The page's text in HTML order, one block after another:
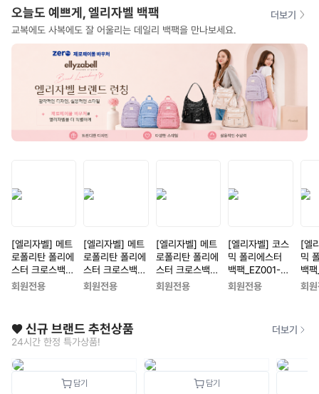
오늘도 예쁘게, 엘리자벨 백팩
더보기
교복에도 사복에도 잘 어울리는 데일리 백팩을 만나보세요.
[엘리자벨] 메트
로폴리탄 폴리에
스터 크로스백_E
Z005-BK[블랙]
회원전용
[엘리자벨] 메트
로폴리탄 폴리에
스터 크로스백_E
Z005-SV[실버]
회원전용
[엘리자벨] 메트
로폴리탄 폴리에
스터 크로스백_E
Z005-WH[화이
회원전용
[엘리자벨] 코스
믹 폴리에스터
백팩_EZ001-B
K[블랙]
회원전용
[엘
믹
백
V[
회
❤️ 신규 브랜드 추천상품
24시간 한정 특가상품!
더보기